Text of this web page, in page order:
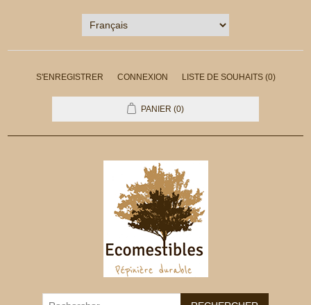
S'ENREGISTRER CONNEXION LISTE DE SOUHAITS (0)
PANIER (0)